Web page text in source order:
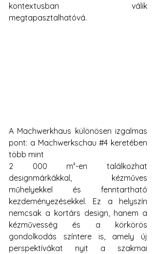
kontextusban válik
megtapasztalhatóvá.
A Machwerkhaus különösen izgalmas
pont: a Machwerkschau #4 keretében
több mint
2 000 m²-en találkozhat
designmárkákkal, kézműves
műhelyekkel és fenntartható
kezdeményezésekkel. Ez a helyszín
nemcsak a kortárs design, hanem a
kézművesség és a körkörös
gondolkodás színtere is, amely új
perspektívákat nyit a szakmai